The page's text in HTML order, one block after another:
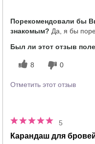
продукта?
Как отличается опыт
этого продукта от
Порекомендовали бы
знакомым? Да, я бы
Был ли этот отзыв
8 0
Отметить этот отзыв
5
Карандаш для